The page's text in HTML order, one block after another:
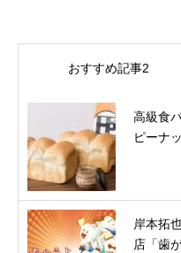
おすすめ記事2
高級食
ピーナ
岸本拓
店「歯